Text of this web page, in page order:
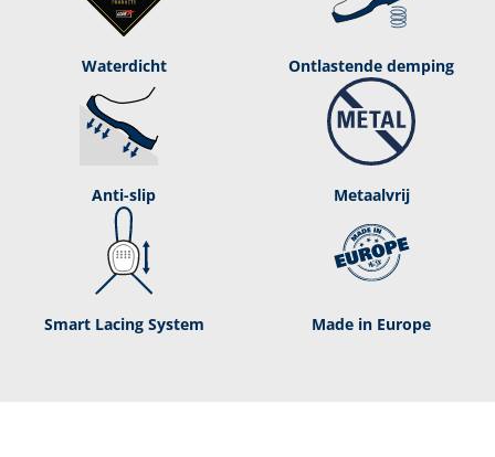
Waterdicht Ontlastende demping
Anti-slip Metaalvrij
Smart Lacing System Made in Europe